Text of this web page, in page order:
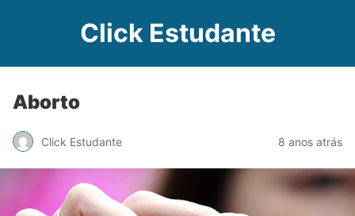
Click Estudante
Aborto
Click Estudante 8 anos atrás